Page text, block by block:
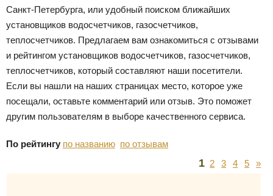
Санкт-Петербурга, или удобный поиском ближайших
установщиков водосчетчиков, газосчетчиков,
теплосчетчиков. Предлагаем вам ознакомиться с отзывами
и рейтингом установщиков водосчетчиков, газосчетчиков,
теплосчетчиков, который составляют наши посетители.
Если вы нашли на наших страницах место, которое уже
посещали, оставьте комментарий или отзыв. Это поможет
другим пользователям в выборе качественного сервиса.
По рейтингу по названию по отзывам
1 2 3 4 5 »